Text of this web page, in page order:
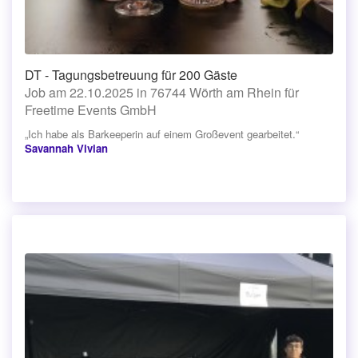
DT - Tagungsbetreuung für 200 Gäste
Job am 22.10.2025 in 76744 Wörth am Rhein für
Freetime Events GmbH
„Ich habe als Barkeeperin auf einem Großevent gearbeitet.“
Savannah Vivian